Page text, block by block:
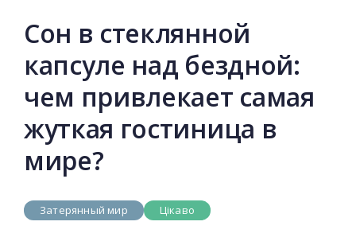
Сон в стеклянной
капсуле над бездной:
чем привлекает самая
жуткая гостиница в
мире?
Затерянный мир Цікаво